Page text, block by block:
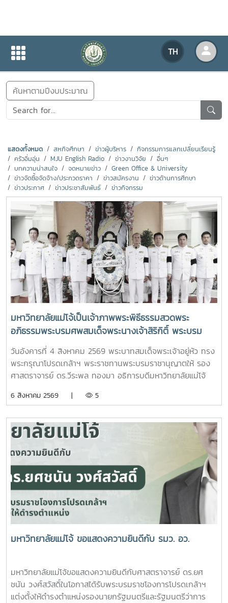
TH
ข่าวสารกิจกรรม
ค้นหาตามปีงบประมาณ
แสดงทั้งหมด สหกิจศึกษา ข่าวผู้บริหาร
กิจกรรมการแลกเปลี่ยนเรียนรู้
ครัวอิ่มอุ่น
MJU English Radio ข่าวงานวิจัย
อื่นๆ
บทความน่าสนใจ
จดหมายข่าว
Green Office & University
ข่าวจัดซื้อจัดจ้าง/ประกวดราคา
ข่าวสมัครงาน
ข่าวด้านการศึกษา
ข่าวประกาศ
ข่าวประชาสัมพันธ์ ข่าวกิจกรรม
มหาวิทยาลัยแม่โจ้เป็นเจ้าภาพพระพิธีธรรมสวดพระ
อภิธรรมพระบรมศพสมเด็จพระนางเจ้าสิริกิติ์ พระบรม
ราชินีนาถ พระบรมราชชนนีพันปีหลวง พร้อมเข้ากราบ
ถวายบังคมพระศพ สมเด็จพระเจ้าลูกเธอ เจ้าฟ้าพัชรกิติยา
ภา นเรนทิราเทพยวดี กรมหลวงราชสาริณีสิริพัชร มหา
วันอังคารที่ 4 สิงหาคม 2569 พระบาทสมเด็จพระเจ้าอยู่หัว ทรง
พระกรุณาโปรดเกล้าฯ พระราชทานพระบรมราชานุญาตให้ รอง
ศาสตราจารย์ ดร.วีระพล ทองมา อธิการบดีมหาวิทยาลัยแม่โจ้
บุคลากร รวมจำนวน 25 คน เป็นเจ้าภาพพระพิธีธรรมสวดพระ
พระบรมราชชนนีพันปีหลวง ณ พระที่นั่งดุสิตมหาปราสาท
พระบรมมหาราชวัง และเข้ากราบถวายบังคมพระศพสมเด็จ
พระเจ้าลูกเธอ เจ้าฟ้าพัชรกิติยาภา นเรนทิราเทพยวดี กรมหลวง
ราชสาริณีสิริพัชร มหาวัชรราชธิดา ณ พระที่นั่งพิมานรัตยา
พระบรมมหาราชวังการเข้าร่วมพิธีในครั้งนี้ นับเป็นพระ
มหากรุณาธิคุณล้นเกล้าล้นกระหม่อมแก่คณะผู้บริหาร
มหาวิทยาลัย สมาคมศิษย์เก่า และบุคลากร มหาวิทยาลัยแม่โจ้ที่ได้
ร่วมแสดงความจงรักภักดี ถวายความอาลัยและน้อมรำลึกในพระ
มหากรุณาธิคุณอย่างหาที่สุดมิได้
6 สิงหาคม 2569 | 5
มหาวิทยาลัยแม่โจ้ ขอแสดงความยินดีกับ รมว. อว.
มหาวิทยาลัยแม่โจ้ขอแสดงความยินดีกับศาสตราจารย์ ดร.ยศ
ชนัน วงศ์สวัสดิ์ในโอกาสได้รับพระบรมราชโองการโปรดเกล้าฯ
แต่งตั้งให้ดำรงตำแหน่งรองนายกรัฐมนตรีและรัฐมนตรีว่าการ